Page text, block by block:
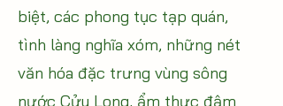
biệt, các phong tục tạp quán,
tình làng nghĩa xóm, những nét
văn hóa đặc trưng vùng sông
nước Cửu Long, ẩm thực đậm